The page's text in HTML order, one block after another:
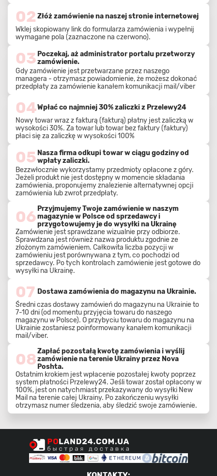
02 Złóż zamówienie na naszej stronie internetowej
Wklej skopiowany link do formularza zamówienia i wypełnij
wymagane pola (zaznaczone na czerwono).
03 Poczekaj, aż administrator portalu przetworzy
zamówienie.
Gdy zamówienie jest przetwarzane przez naszego
managera - otrzymasz powiadomienie, że możesz dokonać
przedpłaty za zamówienie kanałem komunikacji mail/viber
04Wpłać co najmniej 30% zaliczki z Przelewy24
Nowy towar wraz z fakturą (fakturą) płatny jest zaliczką w
wysokości 30%. Za towar lub towar bez faktury (faktury)
płaci się za zaliczkę w wysokości 100%
05 Nasza firma odkupi towar w ciągu godziny od
wpłaty zaliczki.
Bezzwłocznie wykorzystamy przedmioty opłacone z góry.
Jeżeli produkt nie jest dostępny w momencie składania
zamówienia, proponujemy znalezienie alternatywnej opcji
zamówienia lub zwrot przedpłaty.
06 Przyjmujemy Twoje zamówienie w naszym
magazynie w Polsce od sprzedawcy i
przygotowujemy je do wysyłki na Ukrainę
Zamówienie jest sprawdzane wizualnie przy odbiorze.
Sprawdzana jest również nazwa produktu zgodnie ze
złożonym zamówieniem. Całkowita liczba pozycji w
zamówieniu jest porównywana z tym, co pochodzi od
sprzedawcy. Po tych kontrolach zamówienie jest gotowe do
wysyłki na Ukrainę.
07 Dostawa zamówienia do magazynu na Ukrainie.
Średni czas dostawy zamówień do magazynu na Ukrainie to
7-10 dni (od momentu przyjęcia towaru do naszego
magazynu w Polsce). O przybyciu towaru do magazynu na
Ukrainie zostaniesz poinformowany kanałem komunikacji
mail/viber.
08Zapłać pozostałą kwotę zamówienia i wyślij
zamówienie na terenie Ukrainy przez Nova
Poshta.
Ostatnim krokiem jest wpłacenie pozostałej kwoty poprzez
system płatności Przelewy24. Jeśli towar został opłacony w
100%, jest on natychmiast przekazywany do wysyłki New
Mail na terenie całej Ukrainy. Po zakończeniu wysyłki
otrzymasz numer śledzenia, aby śledzić swoje zamówienie.